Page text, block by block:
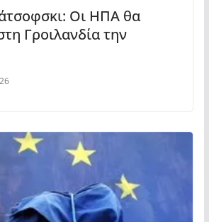
Οι ΗΠΑ θα
Γροιλανδία την